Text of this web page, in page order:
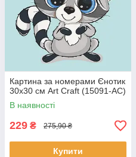
Картина за номерами Єнотик
30х30 см Art Craft (15091-AC)
В наявності
229 ₴ 275,90 ₴
Купити